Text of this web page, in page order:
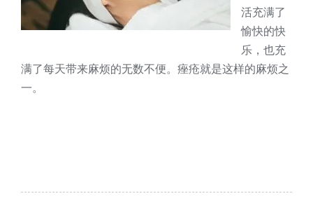
活充满了
愉快的快
乐，也充
满了每天带来麻烦的无数不便。痤疮就是这样的麻烦之
一。